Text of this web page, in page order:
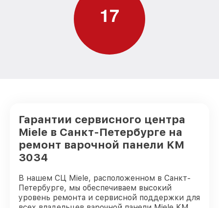
17
Гарантии сервисного центра
Miele в Санкт-Петербурге на
ремонт варочной панели KM
3034
В нашем СЦ Miele, расположенном в Санкт-
Петербурге, мы обеспечиваем высокий
уровень ремонта и сервисной поддержки для